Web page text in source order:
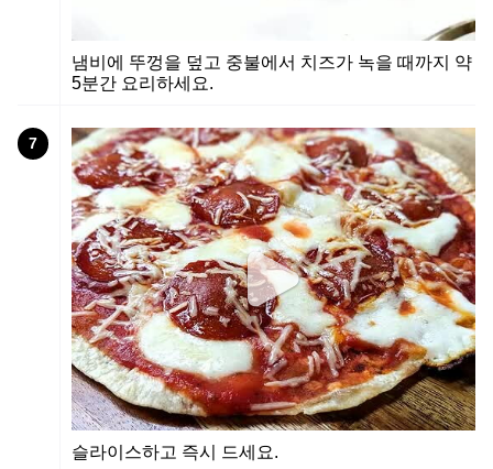
냄비에 뚜껑을 덮고 중불에서 치즈가 녹을 때까지 약
5분간 요리하세요.
7
슬라이스하고 즉시 드세요.